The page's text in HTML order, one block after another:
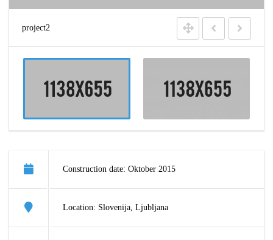
project2
Construction date: Oktober 2015
Location: Slovenija, Ljubljana